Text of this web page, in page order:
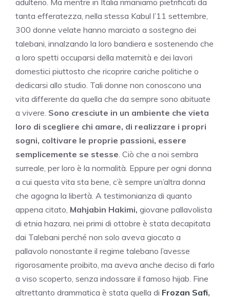
adulterio. Ma mentre in Italia rimaniamo pietrificati da
tanta efferatezza, nella stessa Kabul l’11 settembre,
300 donne velate hanno marciato a sostegno dei
talebani, innalzando la loro bandiera e sostenendo che
a loro spetti occuparsi della maternità e dei lavori
domestici piuttosto che ricoprire cariche politiche o
dedicarsi allo studio. Tali donne non conoscono una
vita differente da quella che da sempre sono abituate
a vivere. Sono cresciute in un ambiente che vieta
loro di scegliere chi amare, di realizzare i propri
sogni, coltivare le proprie passioni, essere
semplicemente se stesse. Ciò che a noi sembra
surreale, per loro è la normalità. Eppure per ogni donna
a cui questa vita sta bene, c’è sempre un’altra donna
che agogna la libertà. A testimonianza di quanto
appena citato, Mahjabin Hakimi, giovane pallavolista
di etnia hazara, nei primi di ottobre è stata decapitata
dai Talebani perché non solo aveva giocato a
pallavolo nonostante il regime talebano l’avesse
rigorosamente proibito, ma aveva anche deciso di farlo
a viso scoperto, senza indossare il famoso hijab. Fine
altrettanto drammatica è stata quella di Frozan Safi,